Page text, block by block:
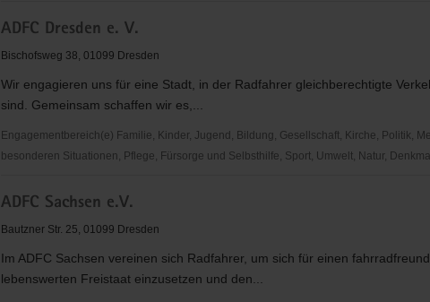
Rennrodel,
Skeleton
Bobsport
des
Dresdner
SC
e.V.
ADFC Dresden e. V.
Bischofsweg 38, 01099 Dresden
Wir engagieren uns für eine Stadt, in der Radfahrer gleichberechtigte
sind. Gemeinsam schaffen wir es,...
Engagementbereich(e) Familie, Kinder, Jugend, Bildung, Gesellschaft, Kirche, Politik,
besonderen Situationen, Pflege, Fürsorge und Selbsthilfe, Sport, Umwelt, Natur,
Dresden
e.
ADFC Sachsen e.V.
Bautzner Str. 25, 01099 Dresden
Im ADFC Sachsen vereinen sich Radfahrer, um sich für einen
lebenswerten Freistaat einzusetzen und den...